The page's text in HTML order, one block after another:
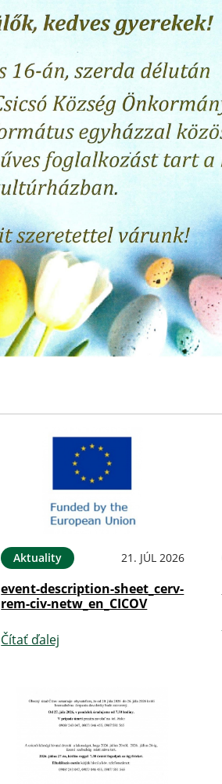
Aktuality 21. JÚL 2026
event-description-sheet_cerv-
rem-civ-netw_en_CICOV
Čítať ďalej